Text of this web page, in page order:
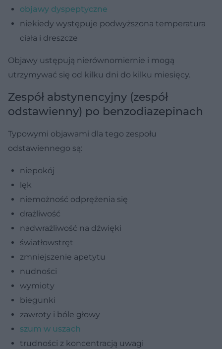
objawy dyspeptyczne
niekiedy występuje podwyższona temperatura
ciała i dreszcze
Objawy ustępują nierównomiernie i mogą
utrzymywać się od kilku dni do kilku miesięcy.
Zespół abstynencyjny (zespół
odstawienny) po benzodiazepinach
Typowymi objawami dla tego zespołu
odstawiennego są:
niepokój
lęk
niemożność odprężenia się
drażliwość
nadwrażliwość na dźwięki
światłowstręt
zmniejszenie apetytu
nudności
wymioty
biegunki
zawroty i bóle głowy
szum w uszach
trudności z koncentracją uwagi